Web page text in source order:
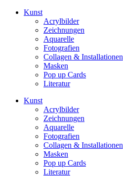
Kunst
Acrylbilder
Zeichnungen
Aquarelle
Fotografien
Collagen & Installationen
Masken
Pop up Cards
Literatur
Kunst
Acrylbilder
Zeichnungen
Aquarelle
Fotografien
Collagen & Installationen
Masken
Pop up Cards
Literatur